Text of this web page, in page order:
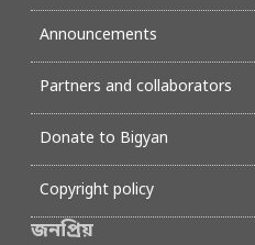
Announcements
Partners and collaborators
Donate to Bigyan
Copyright policy
জনপ্রিয়